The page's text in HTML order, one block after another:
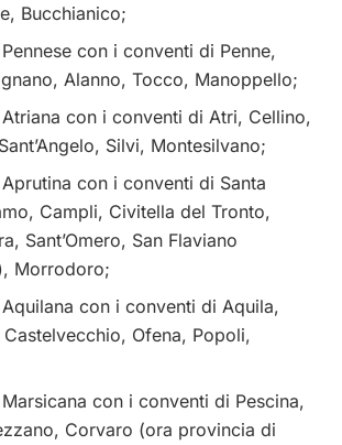
Bucchianico;
con i conventi di Penne,
Alanno, Tocco, Manoppello;
con i conventi di Atri, Cellino,
Silvi, Montesilvano;
con i conventi di Santa
Campli, Civitella del Tronto,
Sant’Omero, San Flaviano
Morrodoro;
con i conventi di Aquila,
Ofena, Popoli,
con i conventi di Pescina,
Corvaro (ora provincia di